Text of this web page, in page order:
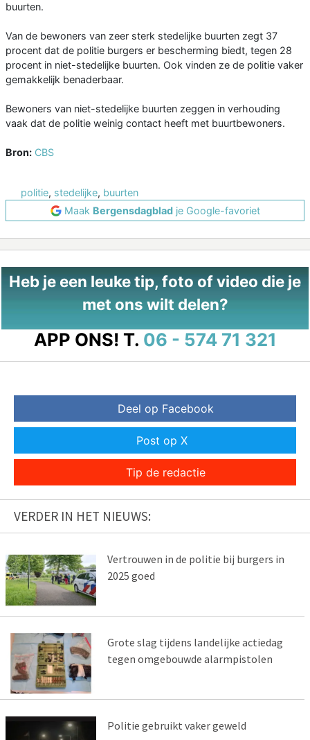
buurten.
Van de bewoners van zeer sterk stedelijke buurten zegt 37
procent dat de politie burgers er bescherming biedt, tegen 28
procent in niet-stedelijke buurten. Ook vinden ze de politie vaker
gemakkelijk benaderbaar.
Bewoners van niet-stedelijke buurten zeggen in verhouding
vaak dat de politie weinig contact heeft met buurtbewoners.
Bron: CBS
politie, stedelijke, buurten
Maak Bergensdagbladje Google-favoriet
Heb je een leuke tip, foto of video die je
met ons wilt delen?
APP ONS! T. 06 - 574 71 321
Deel op Facebook
Post op X
Tip de redactie
VERDER IN HET NIEUWS:
Vertrouwen in de politie bij burgers in
2025 goed
Grote slag tijdens landelijke actiedag
tegen omgebouwde alarmpistolen
Politie gebruikt vaker geweld